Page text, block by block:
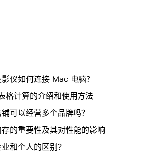
仪如何连接 Mac 电脑？
格计算的介绍和使用方法
可以经营多个品牌吗？
存的重要性及其对性能的影响
和个人的区别？